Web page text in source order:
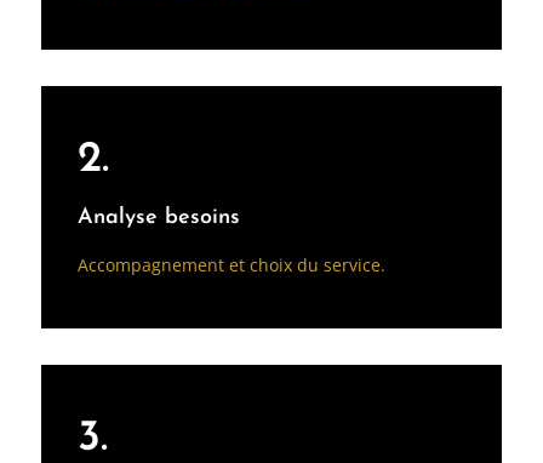
2.
Analyse besoins
Accompagnement et choix du service.
3.